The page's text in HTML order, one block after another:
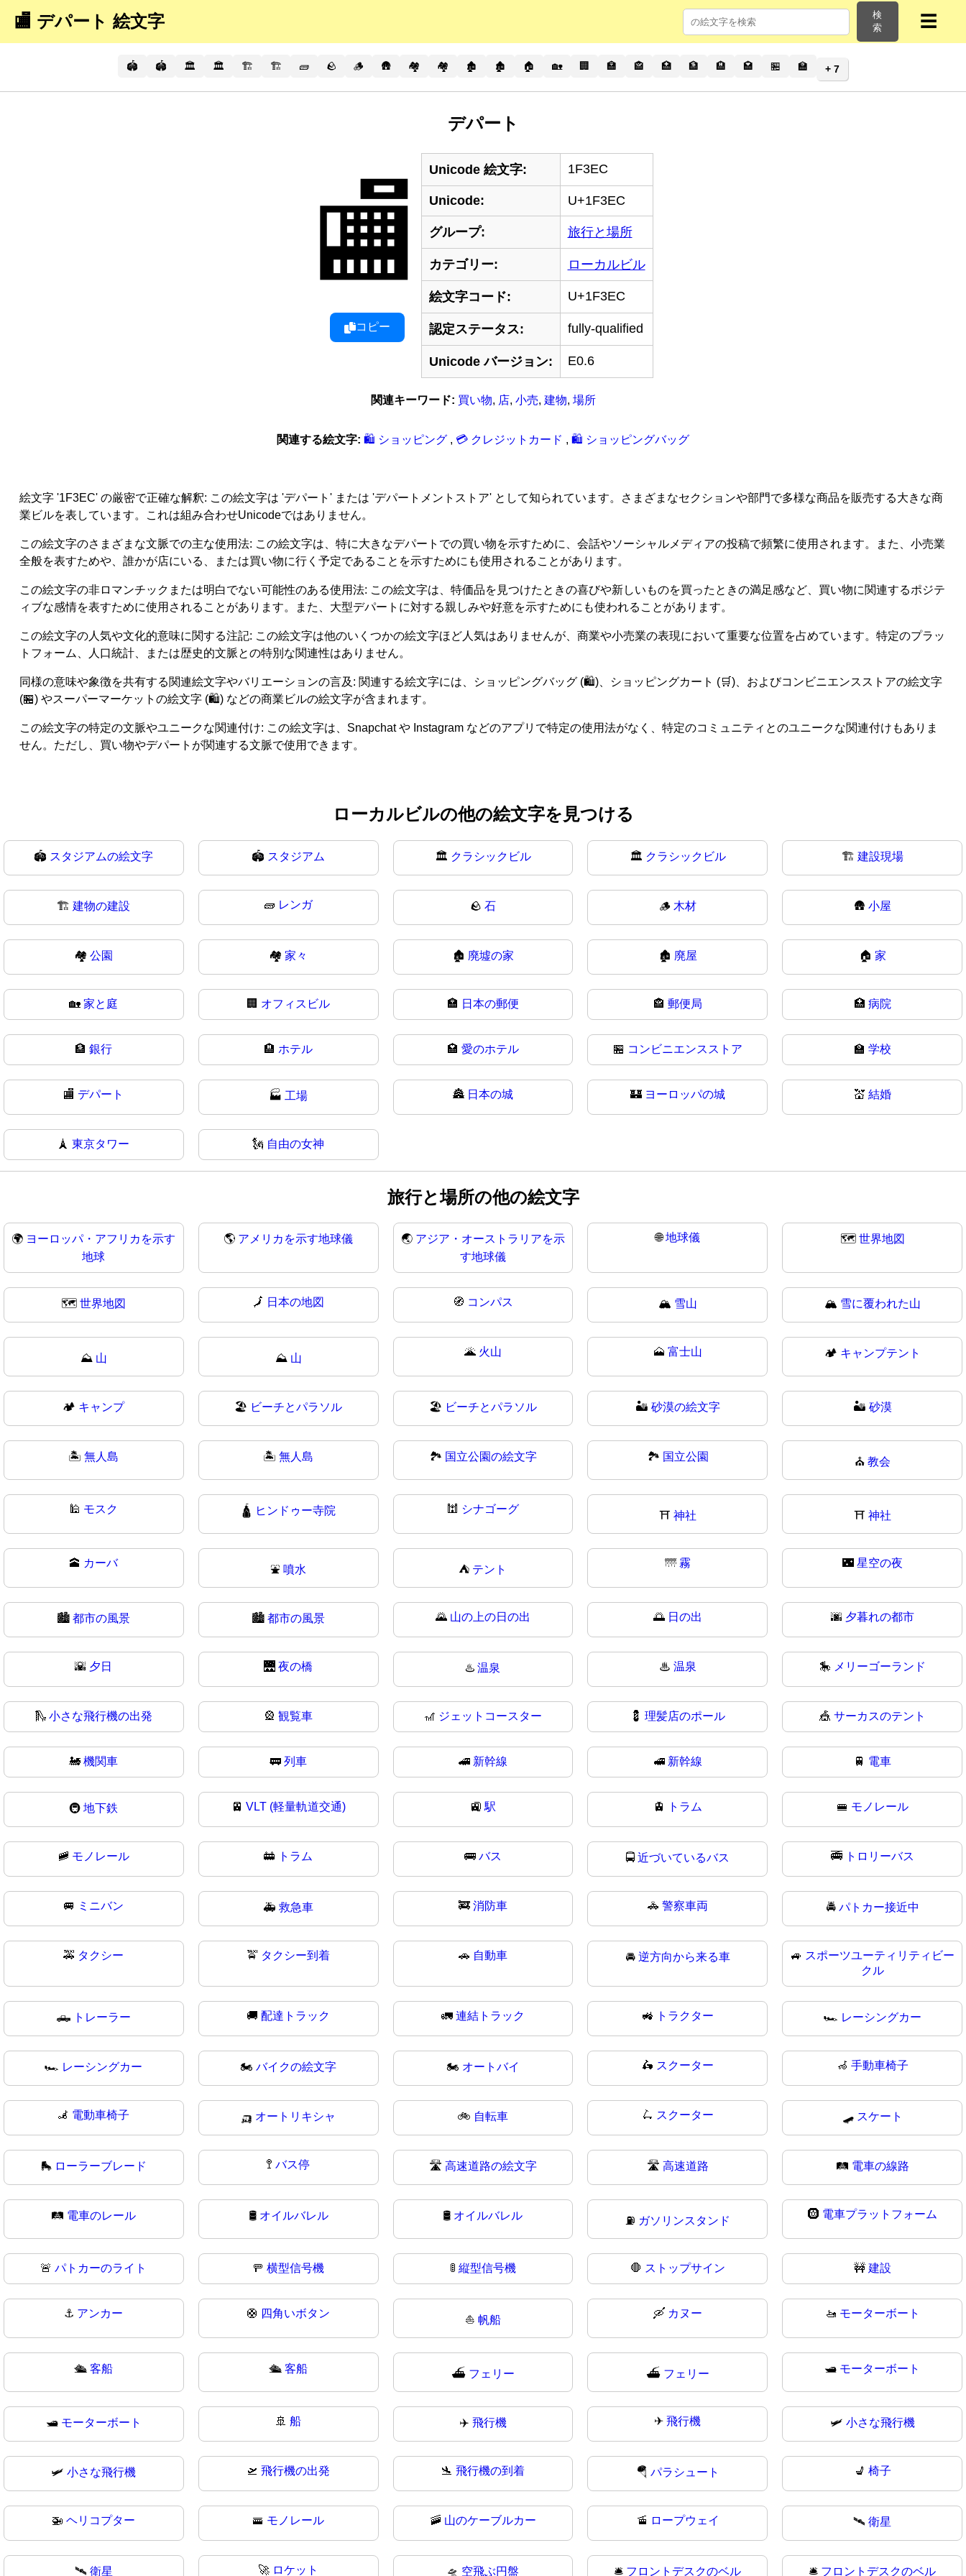
🏬 デパート 絵文字
検
索
☰
🏟️ 🏟 🏛️ 🏛 🏗️ 🏗 🧱 🪨 🪵 🛖 🏘️ 🏘 🏚️ 🏚 🏠 🏡 🏢 🏣 🏤 🏥 🏦 🏨 🏩 🏪 🏫 + 7
デパート
🏬
コピー
Unicode 絵文字: 1F3EC
Unicode: U+1F3EC
グループ: 旅行と場所
カテゴリー: ローカルビル
絵文字コード: U+1F3EC
認定ステータス: fully-qualified
Unicode バージョン: E0.6
関連キーワード: 買い物, 店, 小売, 建物, 場所
関連する絵文字: 🛍 ショッピング , 💳 クレジットカード , 🛍 ショッピングバッグ
絵文字 '1F3EC' の厳密で正確な解釈: この絵文字は 'デパート' または 'デパートメントストア' として知られています。さまざまなセクションや部門で多様な商品を販売する大きな商
業ビルを表しています。これは組み合わせUnicodeではありません。
この絵文字のさまざまな文脈での主な使用法: この絵文字は、特に大きなデパートでの買い物を示すために、会話やソーシャルメディアの投稿で頻繁に使用されます。また、小売業
全般を表すためや、誰かが店にいる、または買い物に行く予定であることを示すためにも使用されることがあります。
この絵文字の非ロマンチックまたは明白でない可能性のある使用法: この絵文字は、特価品を見つけたときの喜びや新しいものを買ったときの満足感など、買い物に関連するポジテ
ィブな感情を表すために使用されることがあります。また、大型デパートに対する親しみや好意を示すためにも使われることがあります。
この絵文字の人気や文化的意味に関する注記: この絵文字は他のいくつかの絵文字ほど人気はありませんが、商業や小売業の表現において重要な位置を占めています。特定のプラッ
トフォーム、人口統計、または歴史的文脈との特別な関連性はありません。
同様の意味や象徴を共有する関連絵文字やバリエーションの言及: 関連する絵文字には、ショッピングバッグ (🛍️)、ショッピングカート (🛒)、およびコンビニエンスストアの絵文字
(🏪) やスーパーマーケットの絵文字 (🛍️) などの商業ビルの絵文字が含まれます。
この絵文字の特定の文脈やユニークな関連付け: この絵文字は、Snapchat や Instagram などのアプリで特定の使用法がなく、特定のコミュニティとのユニークな関連付けもありま
せん。ただし、買い物やデパートが関連する文脈で使用できます。
ローカルビルの他の絵文字を見つける
🏟️ スタジアムの絵文字 🏟 スタジアム 🏛️ クラシックビル 🏛 クラシックビル 🏗️ 建設現場
🏗建物の建設 🧱 レンガ 🪨 石 🪵 木材 🛖 小屋
🏘️公園 🏘家々 🏚️ 廃墟の家 🏚 廃屋 🏠 家
🏡家と庭 🏢 オフィスビル 🏣 日本の郵便 🏤 郵便局 🏥 病院
🏦銀行 🏨 ホテル 🏩 愛のホテル 🏪 コンビニエンスストア 🏫 学校
🏬 デパート 🏭 工場 🏯 日本の城 🏰 ヨーロッパの城 💒 結婚
🗼東京タワー 🗽 自由の女神
旅行と場所の他の絵文字
🌍 ヨーロッパ・アフリカを示す
地球
🌎 アメリカを示す地球儀 🌏 アジア・オーストラリアを示
す地球儀
🌐地球儀 🗺️ 世界地図
🗺世界地図 🗾 日本の地図 🧭 コンパス 🏔️ 雪山 🏔 雪に覆われた山
⛰️ 山 ⛰ 山
🌋 火山 🗻 富士山 🏕️ キャンプテント
🏕 キャンプ 🏖️ ビーチとパラソル 🏖 ビーチとパラソル 🏜️ 砂漠の絵文字 🏜 砂漠
🏝️無人島 🏝無人島 🏞️ 国立公園の絵文字 🏞 国立公園 ⛪ 教会
🕌 モスク 🛕 ヒンドゥー寺院 🕍 シナゴーグ
⛩️ 神社 ⛩ 神社
🕋 カーバ
⛲噴水 ⛺ テント
🌁 霧 🌃 星空の夜
🏙️都市の風景 🏙都市の風景 🌄 山の上の日の出 🌅 日の出 🌆 夕暮れの都市
🌇 夕日 🌉夜の橋 ♨️温泉 ♨ 温泉 🎠 メリーゴーランド
🛝小さな飛行機の出発 🎡観覧車 🎢 ジェットコースター 💈 理髪店のポール 🎪 サーカスのテント
🚂機関車 🚃列車 🚄 新幹線 🚅 新幹線 🚆 電車
🚇地下鉄 🚈 VLT (軽量軌道交通) 🚉駅 🚊 トラム 🚝 モノレール
🚞 モノレール 🚋 トラム 🚌 バス 🚍近づいているバス 🚎 トロリーバス
🚐 ミニバン 🚑救急車 🚒 消防車 🚓 警察車両 🚔 パトカー接近中
🚕 タクシー 🚖 タクシー到着 🚗 自動車 🚘 逆方向から来る車 🚙 スポーツユーティリティビー
クル
🛻 トレーラー 🚚配達トラック 🚛 連結トラック 🚜 トラクター 🏎️ レーシングカー
🏎 レーシングカー 🏍️バイクの絵文字 🏍 オートバイ 🛵 スクーター 🦽 手動車椅子
🦼 電動車椅子 🛺 オートリキシャ 🚲 自転車 🛴 スクーター 🛹 スケート
🛼 ローラーブレード 🚏バス停 🛣️ 高速道路の絵文字 🛣 高速道路 🛤️ 電車の線路
🛤 電車のレール 🛢️ オイルバレル 🛢 オイルバレル ⛽ ガソリンスタンド
🛞 電車プラットフォーム
🚨パトカーのライト 🚥横型信号機 🚦 縦型信号機 🛑 ストップサイン 🚧 建設
⚓ アンカー 🛟 四角いボタン
⛵ 帆船
🛶 カヌー 🚤 モーターボート
🛳️客船 🛳客船 ⛴️ フェリー ⛴ フェリー 🛥️ モーターボート
🛥 モーターボート 🚢船 ✈️ 飛行機 ✈飛行機 🛩️ 小さな飛行機
🛩小さな飛行機 🛫飛行機の出発 🛬 飛行機の到着 🪂 パラシュート 💺 椅子
🚁ヘリコプター 🚟 モノレール 🚠 山のケーブルカー 🚡 ロープウェイ 🛰️衛星
🛰 衛星 🚀 ロケット 🛸 空飛ぶ円盤 🛎️ フロントデスクのベル 🛎 フロントデスクのベル